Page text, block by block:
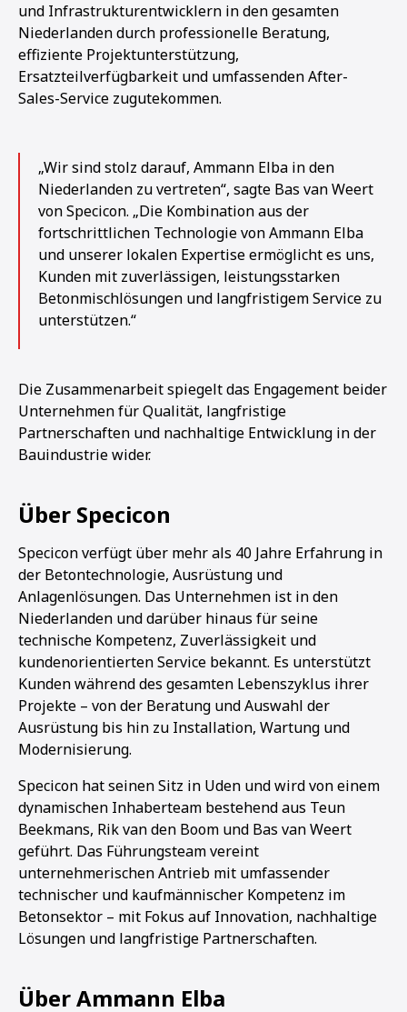
und Infrastrukturentwicklern in den gesamten
Niederlanden durch professionelle Beratung,
effiziente Projektunterstützung,
Ersatzteilverfügbarkeit und umfassenden After-
Sales-Service zugutekommen.
„Wir sind stolz darauf, Ammann Elba in den
Niederlanden zu vertreten“, sagte Bas van Weert
von Specicon. „Die Kombination aus der
fortschrittlichen Technologie von Ammann Elba
und unserer lokalen Expertise ermöglicht es uns,
Kunden mit zuverlässigen, leistungsstarken
Betonmischlösungen und langfristigem Service zu
unterstützen.“
Die Zusammenarbeit spiegelt das Engagement beider
Unternehmen für Qualität, langfristige
Partnerschaften und nachhaltige Entwicklung in der
Bauindustrie wider.
Über Specicon
Specicon verfügt über mehr als 40 Jahre Erfahrung in
der Betontechnologie, Ausrüstung und
Anlagenlösungen. Das Unternehmen ist in den
Niederlanden und darüber hinaus für seine
technische Kompetenz, Zuverlässigkeit und
kundenorientierten Service bekannt. Es unterstützt
Kunden während des gesamten Lebenszyklus ihrer
Projekte – von der Beratung und Auswahl der
Ausrüstung bis hin zu Installation, Wartung und
Modernisierung.
Specicon hat seinen Sitz in Uden und wird von einem
dynamischen Inhaberteam bestehend aus Teun
Beekmans, Rik van den Boom und Bas van Weert
geführt. Das Führungsteam vereint
unternehmerischen Antrieb mit umfassender
technischer und kaufmännischer Kompetenz im
Betonsektor – mit Fokus auf Innovation, nachhaltige
Lösungen und langfristige Partnerschaften.
Über Ammann Elba